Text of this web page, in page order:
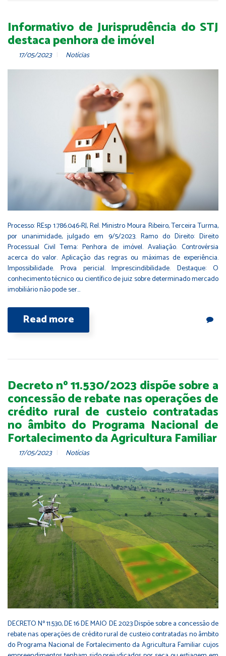
Informativo de Jurisprudência do STJ
destaca penhora de imóvel
17/05/2023 Notícias
Processo: REsp 1.786.046-RJ, Rel. Ministro Moura Ribeiro, Terceira Turma,
por unanimidade, julgado em 9/5/2023. Ramo do Direito: Direito
Processual Civil Tema: Penhora de imóvel. Avaliação. Controvérsia
acerca do valor. Aplicação das regras ou máximas de experiência.
Impossibilidade. Prova pericial. Imprescindibilidade. Destaque: O
conhecimento técnico ou científico de juiz sobre determinado mercado
imobiliário não pode ser…
Read more
Decreto nº 11.530/2023 dispõe sobre a
concessão de rebate nas operações de
crédito rural de custeio contratadas
no âmbito do Programa Nacional de
Fortalecimento da Agricultura Familiar
17/05/2023 Notícias
DECRETO Nº 11.530, DE 16 DE MAIO DE 2023 Dispõe sobre a concessão de
rebate nas operações de crédito rural de custeio contratadas no âmbito
do Programa Nacional de Fortalecimento da Agricultura Familiar cujos